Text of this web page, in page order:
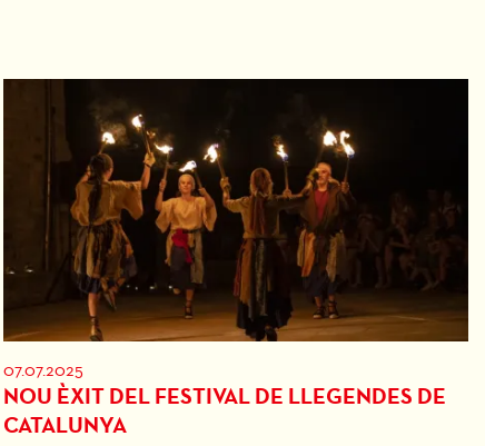
07.07.2025
NOU ÈXIT DEL FESTIVAL DE LLEGENDES DE
CATALUNYA